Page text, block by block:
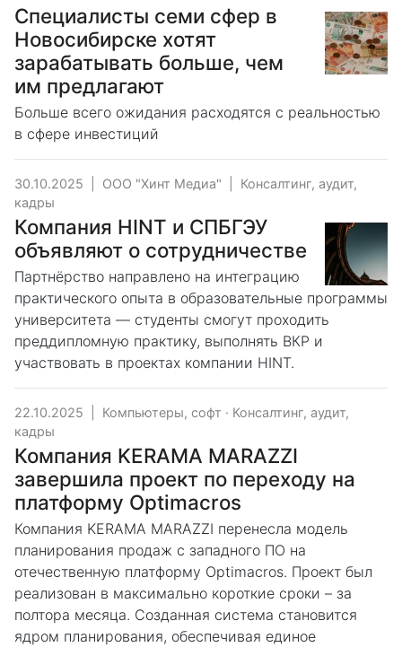
Специалисты семи сфер в
Новосибирске хотят
зарабатывать больше, чем
им предлагают
Больше всего ожидания расходятся с реальностью
в сфере инвестиций
30.10.2025 ООО "Хинт Медиа"
Консалтинг, аудит,
кадры
Компания HINT и СПБГЭУ
объявляют о сотрудничестве
Партнёрство направлено на интеграцию
практического опыта в образовательные программы
университета — студенты смогут проходить
преддипломную практику, выполнять ВКР и
участвовать в проектах компании HINT.
22.10.2025 Компьютеры, софт · Консалтинг, аудит,
кадры
Компания KERAMA MARAZZI
завершила проект по переходу на
платформу Optimacros
Компания KERAMA MARAZZI перенесла модель
планирования продаж с западного ПО на
отечественную платформу Optimacros. Проект был
реализован в максимально короткие сроки – за
полтора месяца. Созданная система становится
ядром планирования, обеспечивая единое